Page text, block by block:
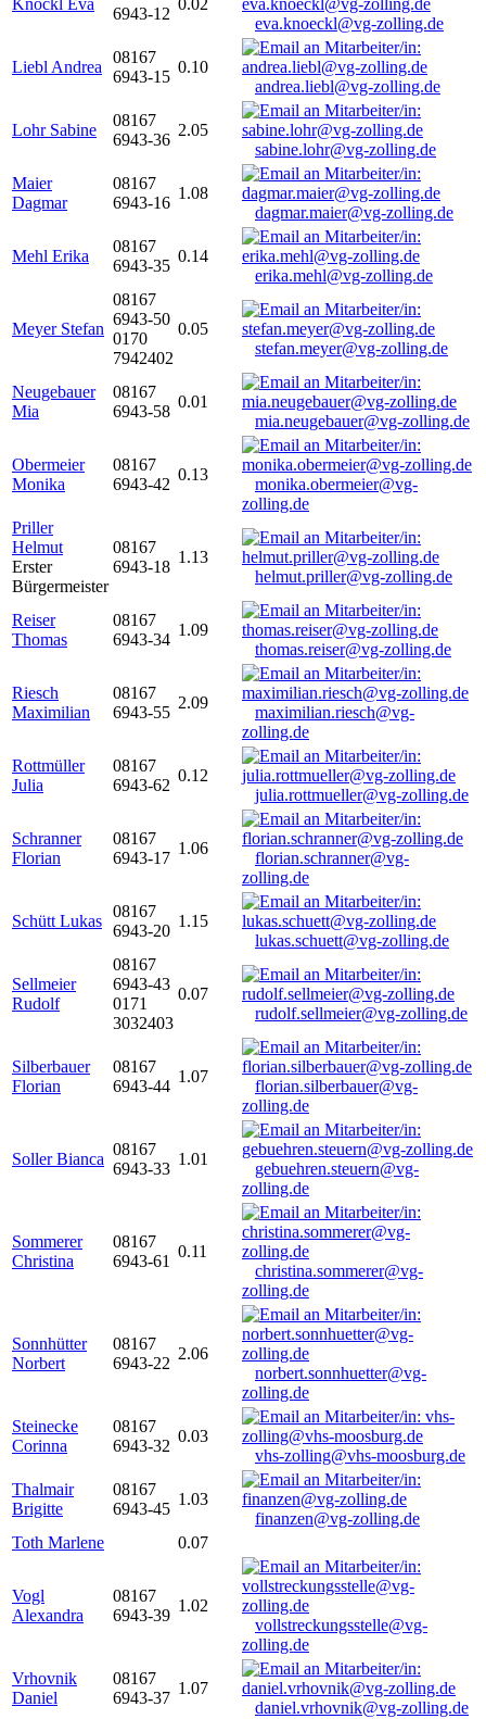
Knöckl Eva
6943-12
0.02
eva.knoeckl@vg-zolling.de
Liebl Andrea
08167
6943-15
0.10
andrea.liebl@vg-zolling.de
Lohr Sabine
08167
6943-36
2.05
sabine.lohr@vg-zolling.de
Maier
Dagmar
08167
6943-16
1.08
dagmar.maier@vg-zolling.de
Mehl Erika
08167
6943-35
0.14
erika.mehl@vg-zolling.de
Meyer Stefan
08167
6943-50
0170
7942402
0.05
stefan.meyer@vg-zolling.de
Neugebauer
Mia
08167
6943-58
0.01
mia.neugebauer@vg-zolling.de
Obermeier
Monika
08167
6943-42
0.13
monika.obermeier@vg-
zolling.de
Priller
Helmut
Erster
Bürgermeister
08167
6943-18
1.13
helmut.priller@vg-zolling.de
Reiser
Thomas
08167
6943-34
1.09
thomas.reiser@vg-zolling.de
Riesch
Maximilian
08167
6943-55
2.09
maximilian.riesch@vg-
zolling.de
Rottmüller
Julia
08167
6943-62
0.12
julia.rottmueller@vg-zolling.de
Schranner
Florian
08167
6943-17
1.06
florian.schranner@vg-
zolling.de
Schütt Lukas
08167
6943-20
1.15
lukas.schuett@vg-zolling.de
Sellmeier
Rudolf
08167
6943-43
0171
3032403
0.07
rudolf.sellmeier@vg-zolling.de
Silberbauer
Florian
08167
6943-44
1.07
florian.silberbauer@vg-
zolling.de
Soller Bianca
08167
6943-33
1.01
gebuehren.steuern@vg-
zolling.de
Sommerer
Christina
08167
6943-61
0.11
christina.sommerer@vg-
zolling.de
Sonnhütter
Norbert
08167
6943-22
2.06
norbert.sonnhuetter@vg-
zolling.de
Steinecke
Corinna
08167
6943-32
0.03
vhs-zolling@vhs-moosburg.de
Thalmair
Brigitte
08167
6943-45
1.03
finanzen@vg-zolling.de
Toth Marlene
0.07
Vogl
Alexandra
08167
6943-39
1.02
vollstreckungsstelle@vg-
zolling.de
Vrhovnik
Daniel
08167
6943-37
1.07
daniel.vrhovnik@vg-zolling.de